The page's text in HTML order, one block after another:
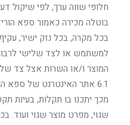
חלופי שווה ערך, לפי שיקול
בוטלה מכירה כאמור ספא
בכל מקרה, בכל נזק ישיר,
למשתמש או לצד שלישי
המוצר ו/או השרות אצל צד
6.1 אתר האינטרנט של ספא
מכך יתכנו בו תקלות, בעיות
שגוי, מפרט מוצר שגוי